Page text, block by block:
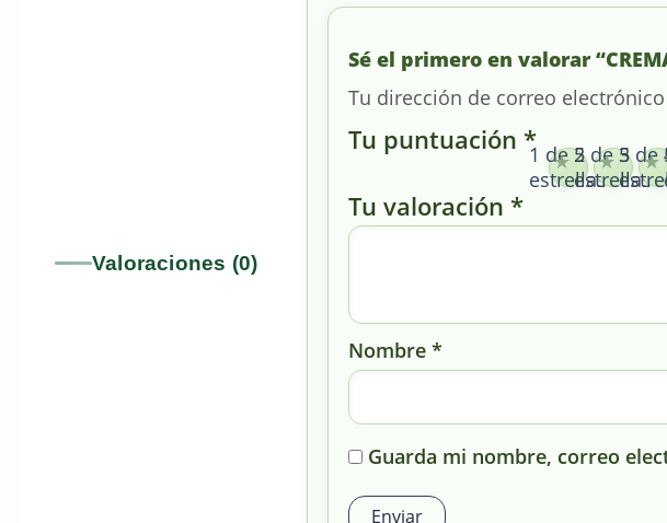
Valoraciones (0)
Sé el primero en valorar
Tu dirección de correo
Tu puntuación *1 de 5
estrellas
2 de 5
estrellas
3 de
Tu valoración *
Nombre *
Guarda mi nombre, correo